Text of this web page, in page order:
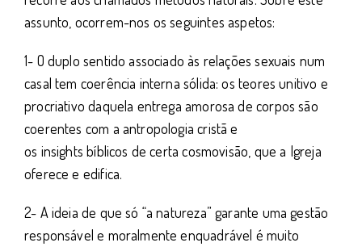
assunto, ocorrem-nos os seguintes aspetos:
1- O duplo sentido associado às relações sexuais num
casal tem coerência interna sólida: os teores unitivo e
procriativo daquela entrega amorosa de corpos são
coerentes com a antropologia cristã e
os insights bíblicos de certa cosmovisão, que a Igreja
oferece e edifica.
2- A ideia de que só “a natureza” garante uma gestão
responsável e moralmente enquadrável é muito